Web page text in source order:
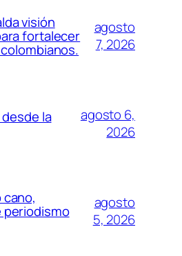
visión
fortalecer
agosto
7, 2026
la
agosto 6,
2026
cano,
agosto
5, 2026